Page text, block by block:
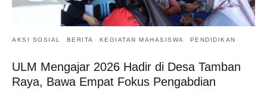
AKSI SOSIAL BERITA KEGIATAN MAHASISWA PENDIDIKAN
ULM Mengajar 2026 Hadir di Desa Tamban
Raya, Bawa Empat Fokus Pengabdian